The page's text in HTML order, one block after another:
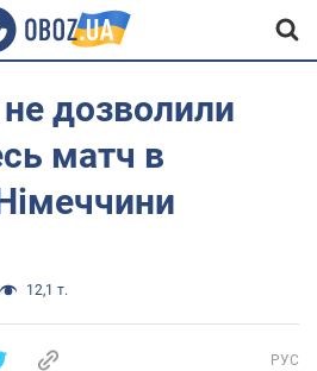
дозволили
матч в
12,1 т.
РУС